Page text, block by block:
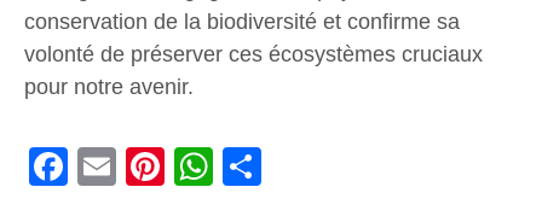
conservation de la biodiversité et confirme sa
volonté de préserver ces écosystèmes cruciaux
pour notre avenir.
Facebook
Email PinterestWhatsApp